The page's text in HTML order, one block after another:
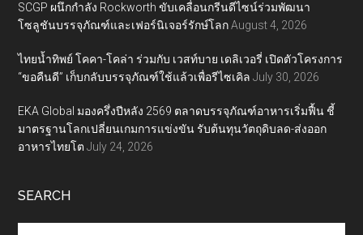
SCGP ผนึกกำลัง Rockworth ขับเคลื่อนกรีนดีไซน์ร่วมพัฒนา
โซลูชันบรรจุภัณฑ์และเฟอร์นิเจอร์รักษ์โลก August 4, 2026
ไทยน้ำทิพย์ โคคา-โคล่า ร่วมกับ เวสท์บาย เดลิเวอรี่ เปิดตัวโครงการ
“ขอคืนดี” เก็บกลับบรรจุภัณฑ์ใช้แล้วเพื่อรีไซเคิล July 30, 2026
EKA Global มองครึ่งปีหลัง 2569 ตลาดบรรจุภัณฑ์อาหารเริ่มฟื้น ชี้
มาตรฐานโลกเปลี่ยนเกมการแข่งขัน รับต้นทุนวัตถุดิบลด-ส่งออก
อาหารไทยโต July 24, 2026
SEARCH